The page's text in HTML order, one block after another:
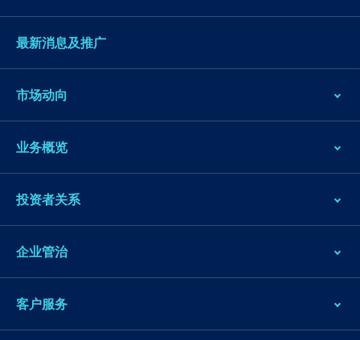
最新消息及推广
市场动向
业务概览
投资者关系
企业管治
客户服务